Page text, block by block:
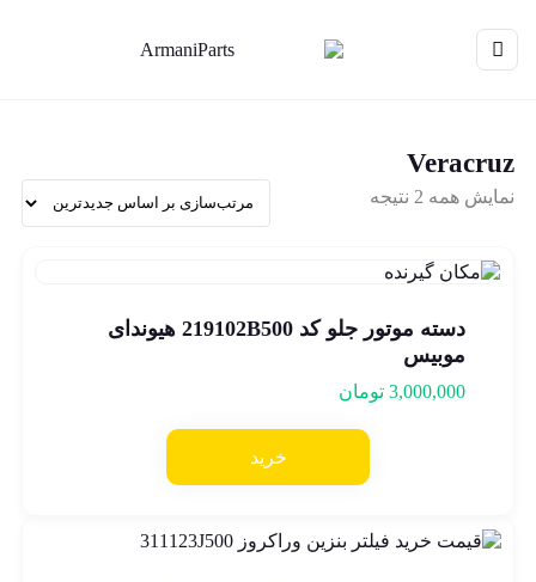
Veracruz
نمایش همه 2 نتیجه
دسته موتور جلو کد 219102B500 هیوندای
موبیس
3,000,000 تومان
خرید